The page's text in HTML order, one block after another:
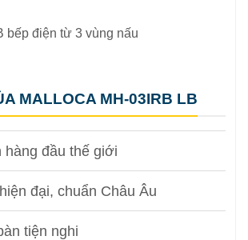
MALLOCA MH-03IRB LB
hàng đầu thế giới
đại, chuẩn Châu Âu
tiện nghi